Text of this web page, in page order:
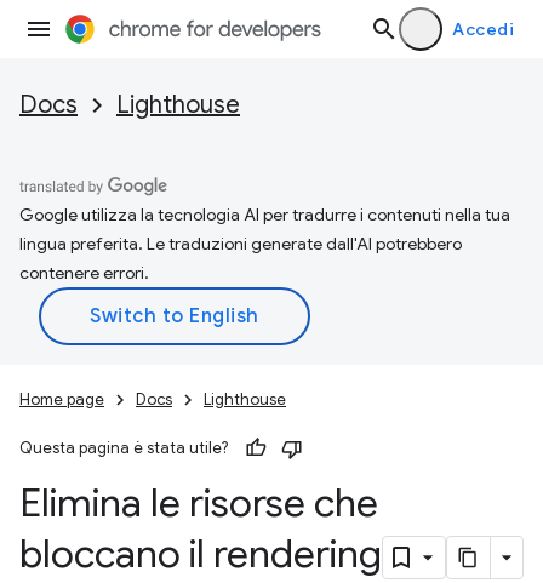
Accedi
Docs Lighthouse
Google utilizza la tecnologia AI per tradurre i contenuti nella tua
lingua preferita. Le traduzioni generate dall'AI potrebbero
contenere errori.
Home page Docs Lighthouse
Questa pagina è stata utile?
Elimina le risorse che
bloccano il rendering